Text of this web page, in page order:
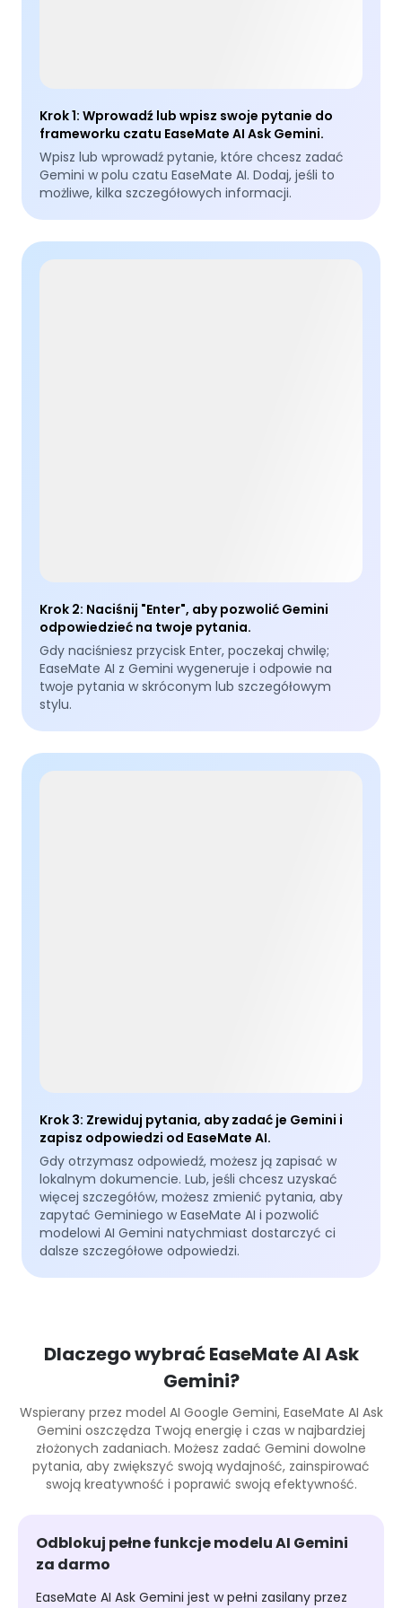
Krok 1:Wprowadź lub wpisz swoje pytanie do
frameworku czatu EaseMate AI Ask Gemini.
Wpisz lub wprowadź pytanie, które chcesz zadać
Gemini w polu czatu EaseMate AI. Dodaj, jeśli to
możliwe, kilka szczegółowych informacji.
Krok 2: Naciśnij "Enter", aby pozwolić Gemini
odpowiedzieć na twoje pytania.
Gdy naciśniesz przycisk Enter, poczekaj chwilę;
EaseMate AI z Gemini wygeneruje i odpowie na
twoje pytania w skróconym lub szczegółowym
stylu.
Krok 3: Zrewiduj pytania, aby zadać je Gemini i
zapisz odpowiedzi od EaseMate AI.
Gdy otrzymasz odpowiedź, możesz ją zapisać w
lokalnym dokumencie. Lub, jeśli chcesz uzyskać
więcej szczegółów, możesz zmienić pytania, aby
zapytać Geminiego w EaseMate AI i pozwolić
modelowi AI Gemini natychmiast dostarczyć ci
dalsze szczegółowe odpowiedzi.
Dlaczego wybrać EaseMate AI Ask
Gemini?
Wspierany przez model AI Google Gemini, EaseMate AI Ask
Gemini oszczędza Twoją energię i czas w najbardziej
złożonych zadaniach. Możesz zadać Gemini dowolne
pytania, aby zwiększyć swoją wydajność, zainspirować
swoją kreatywność i poprawić swoją efektywność.
Odblokuj pełne funkcje modelu AI Gemini
za darmo
EaseMate AI Ask Gemini jest w pełni zasilany przez